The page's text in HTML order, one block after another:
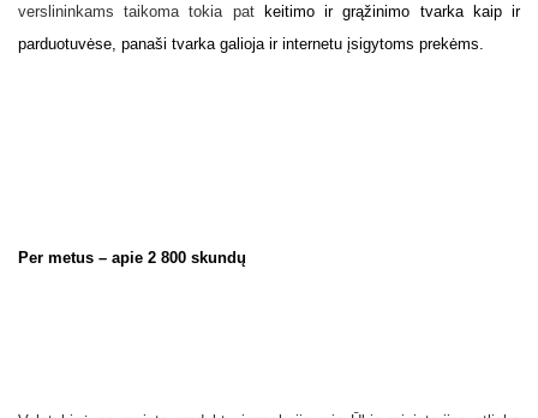
verslininkams taikoma tokia pat keitimo ir grąžinimo tvarka kaip ir
parduotuvėse, panaši tvarka galioja ir internetu įsigytoms prekėms.
Per metus – apie 2 800 skundų